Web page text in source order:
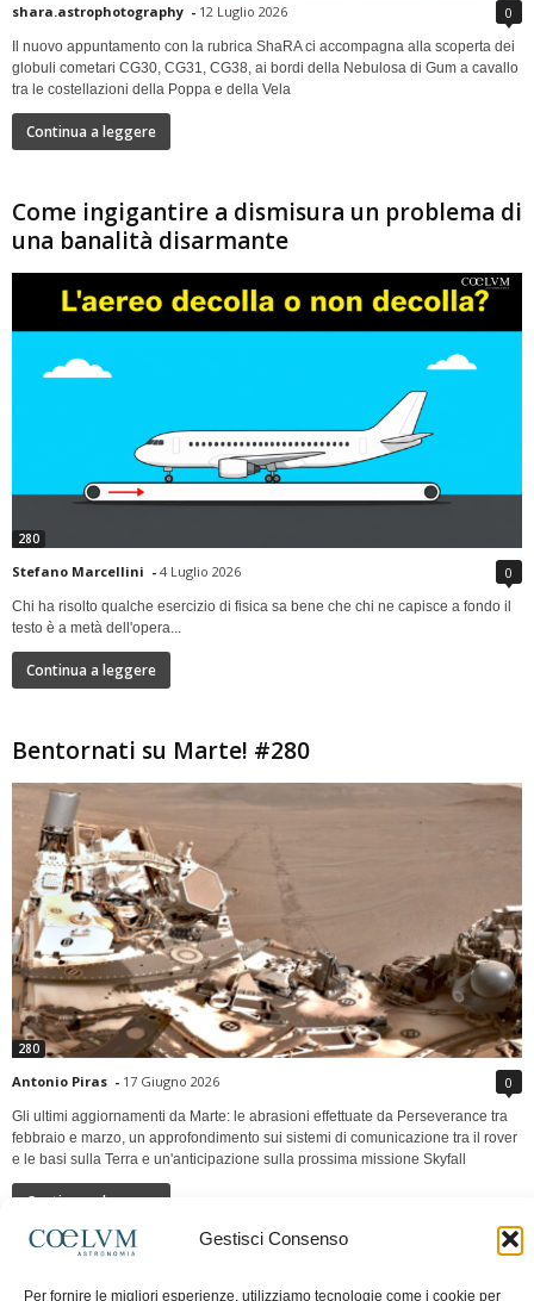
Gestisci Consenso
Per fornire le migliori esperienze, utilizziamo tecnologie come i cookie per
shara.astrophotography - 12 Luglio 2026 0
Il nuovo appuntamento con la rubrica ShaRA ci accompagna alla scoperta dei
globuli cometari CG30, CG31, CG38, ai bordi della Nebulosa di Gum a cavallo
tra le costellazioni della Poppa e della Vela
Continua a leggere
Come ingigantire a dismisura un problema di
una banalità disarmante
280
Stefano Marcellini - 4 Luglio 2026 0
Chi ha risolto qualche esercizio di fisica sa bene che chi ne capisce a fondo il
testo è a metà dell'opera...
Continua a leggere
Bentornati su Marte! #280
280
Antonio Piras - 17 Giugno 2026 0
Gli ultimi aggiornamenti da Marte: le abrasioni effettuate da Perseverance tra
febbraio e marzo, un approfondimento sui sistemi di comunicazione tra il rover
e le basi sulla Terra e un'anticipazione sulla prossima missione Skyfall
Continua a leggere